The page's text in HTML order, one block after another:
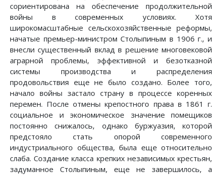
сориентирована на обеспечение продолжительной
войны в современных условиях. Хотя
широкомасштабные сельскохозяйственные реформы,
начатые премьер-министром Столыпиным в 1906 г., и
внесли существенный вклад в решение многовековой
аграрной проблемы, эффективной и безотказной
системы производства и распределения
продовольствия еще не было создано. Более того,
начало войны застало страну в процессе коренных
перемен. После отмены крепостного права в 1861 г.
социальное и экономическое значение помещиков
постоянно снижалось, однако буржуазия, которой
предстояло стать опорой современного
индустриального общества, была еще относительно
слаба. Создание класса крепких независимых крестьян,
задуманное Столыпиным, еще не завершилось, а